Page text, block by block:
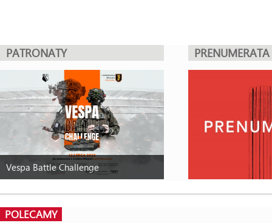
PATRONATY
Vespa Battle Challenge
PRENUMERATA
POLECAMY